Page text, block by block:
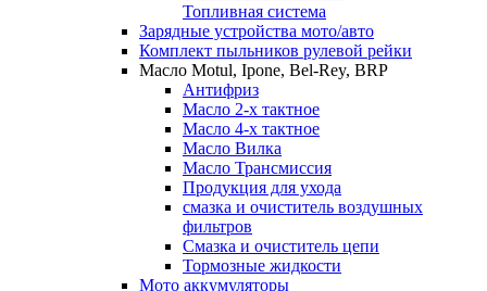
Топливная система
Зарядные устройства мото/авто
Комплект пыльников рулевой рейки
Масло Motul, Ipone, Bel-Rey, BRP
Антифриз
Масло 2-х тактное
Масло 4-х тактное
Масло Вилка
Масло Трансмиссия
Продукция для ухода
смазка и очиститель воздушных
фильтров
Смазка и очиститель цепи
Тормозные жидкости
Мото аккумуляторы